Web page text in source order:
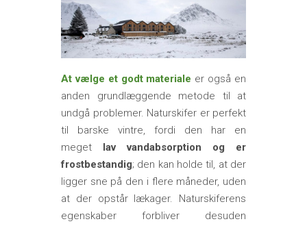
At vælge et godt materiale er også en
anden grundlæggende metode til at
undgå problemer. Naturskifer er perfekt
til barske vintre, fordi den har en
meget lav vandabsorption og er
frostbestandig; den kan holde til, at der
ligger sne på den i flere måneder, uden
at der opstår lækager. Naturskiferens
egenskaber forbliver desuden